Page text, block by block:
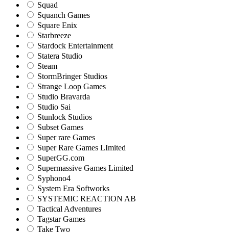
Squad
Squanch Games
Square Enix
Starbreeze
Stardock Entertainment
Statera Studio
Steam
StormBringer Studios
Strange Loop Games
Studio Bravarda
Studio Sai
Stunlock Studios
Subset Games
Super rare Games
Super Rare Games LImited
SuperGG.com
Supermassive Games Limited
Syphono4
System Era Softworks
SYSTEMIC REACTION AB
Tactical Adventures
Tagstar Games
Take Two